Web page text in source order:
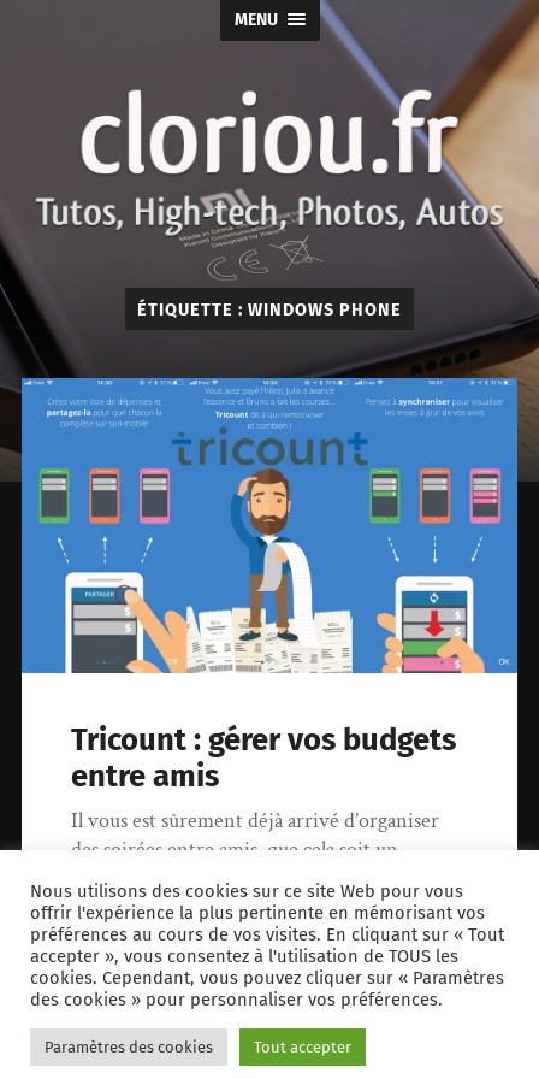
MENU
cloriou.fr
ÉTIQUETTE : WINDOWS PHONE
Tricount : gérer vos budgets
entre amis
Il vous est sûrement déjà arrivé d’organiser
des soirées entre amis, que cela soit un
anniversaire, un EVG/EVJF, ou même…
18 janvier 2018 0
© 2026cloriou.fr . Theme byAnders Norén
Nous utilisons des cookies sur ce site Web pour vous
offrir l'expérience la plus pertinente en mémorisant vos
préférences au cours de vos visites. En cliquant sur « Tout
accepter », vous consentez à l'utilisation de TOUS les
cookies. Cependant, vous pouvez cliquer sur « Paramètres
des cookies » pour personnaliser vos préférences.
Paramètres des cookies Tout accepter